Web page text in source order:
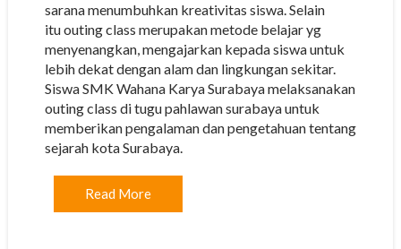
sarana menumbuhkan kreativitas siswa. Selain
itu outing class merupakan metode belajar yg
menyenangkan, mengajarkan kepada siswa untuk
lebih dekat dengan alam dan lingkungan sekitar.
Siswa SMK Wahana Karya Surabaya melaksanakan
outing class di tugu pahlawan surabaya untuk
memberikan pengalaman dan pengetahuan tentang
sejarah kota Surabaya.
Read More